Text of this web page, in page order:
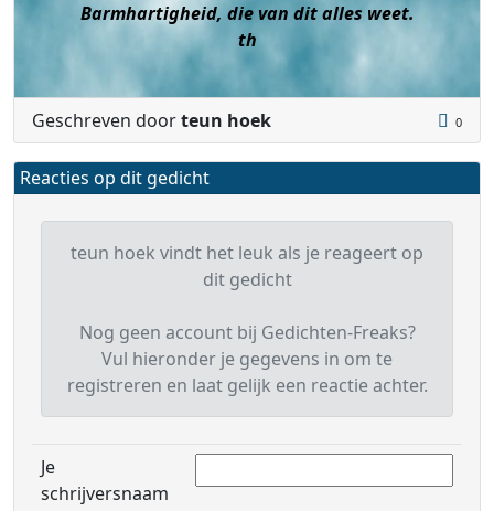
Barmhartigheid, die van dit alles weet.
th
Geschreven doorteun hoek 0
Reacties op dit gedicht
teun hoek vindt het leuk als je reageert op
dit gedicht
Nog geen account bij Gedichten-Freaks?
Vul hieronder je gegevens in om te
registreren en laat gelijk een reactie achter.
Je
schrijversnaam